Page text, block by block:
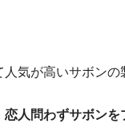
気が高いサボンの
恋人問わずサボンを